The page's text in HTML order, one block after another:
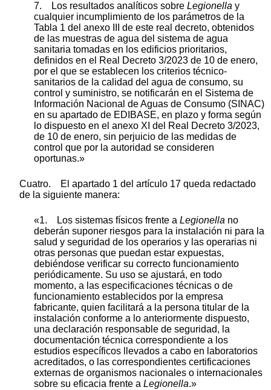
7. Los resultados analíticos sobre Legionella y
cualquier incumplimiento de los parámetros de la
Tabla 1 del anexo III de este real decreto, obtenidos
de las muestras de agua del sistema de agua
sanitaria tomadas en los edificios prioritarios,
definidos en el Real Decreto 3/2023 de 10 de enero,
por el que se establecen los criterios técnico-
sanitarios de la calidad del agua de consumo, su
control y suministro, se notificarán en el Sistema de
Información Nacional de Aguas de Consumo (SINAC)
en su apartado de EDIBASE, en plazo y forma según
lo dispuesto en el anexo XI del Real Decreto 3/2023,
de 10 de enero, sin perjuicio de las medidas de
control que por la autoridad se consideren
oportunas.»
Cuatro. El apartado 1 del artículo 17 queda redactado
de la siguiente manera:
«1. Los sistemas físicos frente a Legionella no
deberán suponer riesgos para la instalación ni para la
salud y seguridad de los operarios y las operarias ni
otras personas que puedan estar expuestas,
debiéndose verificar su correcto funcionamiento
periódicamente. Su uso se ajustará, en todo
momento, a las especificaciones técnicas o de
funcionamiento establecidos por la empresa
fabricante, quien facilitará a la persona titular de la
instalación conforme a lo anteriormente dispuesto,
una declaración responsable de seguridad, la
documentación técnica correspondiente a los
estudios específicos llevados a cabo en laboratorios
acreditados, o las correspondientes certificaciones
externas de organismos nacionales o internacionales
sobre su eficacia frente a Legionella.»